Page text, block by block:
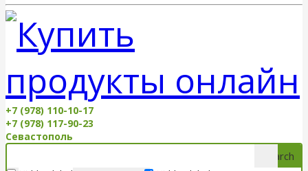
+7 (978) 110-10-17
+7 (978) 117-90-23
Севастополь
Search